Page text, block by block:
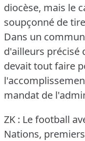
diocèse, mais le
soupçonné de
Dans un
d'ailleurs précisé
devait tout faire
mandat de
ZK : Le football
Nations,